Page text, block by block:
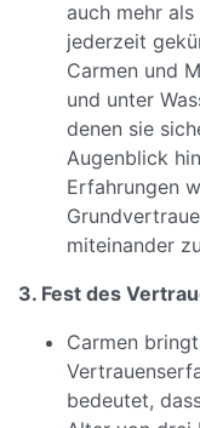
auch mehr
jederzeit
Carmen und
und unter
denen sie
Augenblick
Erfahrungen
miteinander
3. Fest des
Carmen
bedeutet,